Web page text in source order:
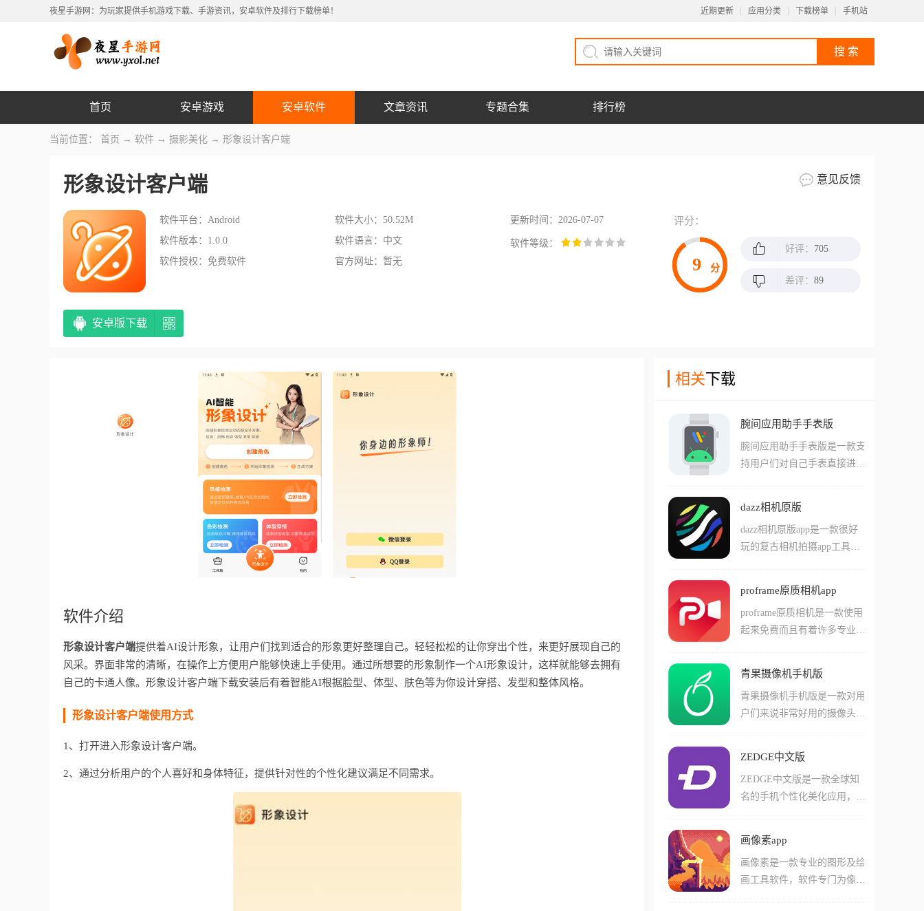
夜星手游网：为玩家提供手机游戏下载、手游资讯，安卓软件及排行下载榜单！ 近期更新 应用分类 下载榜单 手机站
首页 安卓游戏 安卓软件 文章资讯 专题合集 排行榜
当前位置： 首页 → 软件 → 摄影美化 → 形象设计客户端
形象设计客户端 意见反馈
软件平台：Android 软件大小：50.52M
更新时间：2026-07-07
软件版本：1.0.0
软件语言：中文
软件等级：
软件授权：免费软件
官方网址：暂无
评分：
9 分
好评： 705
差评： 89
安卓版下载
软件介绍
形象设计客户端提供着AI设计形象，让用户们找到适合的形象更好整理自己。轻轻松松的让你穿出个性，来更好展现自己的
风采。界面非常的清晰，在操作上方便用户能够快速上手使用。通过所想要的形象制作一个AI形象设计，这样就能够去拥有
自己的卡通人像。形象设计客户端下载安装后有着智能AI根据脸型、体型、肤色等为你设计穿搭、发型和整体风格。
形象设计客户端使用方式
1、打开进入形象设计客户端。
2、通过分析用户的个人喜好和身体特征，提供针对性的个性化建议满足不同需求。
相关下载
腕间应用助手手表版
腕间应用助手手表版是一款支
持用户们对自己手表直接进行
也是无法使用的，这款软件就
能够简单的帮助用户们直接安
装各种不同样的应用，并且直
这款软件中还支持用户们进行
并且允许对手表的细致权限进
行修改，使用起来非常轻松！
dazz相机原版
dazz相机原版app是一款很好
玩的复古相机拍摄app工具，
想要的现实相机拍摄效果。在
软件中用户们可以使用多种不
同类型的照片底片，还有不同
果！软件中用户们还能参照一
镜类型，直接复制他们的出片
效果！这对于不知道怎么搭配
proframe原质相机app
proframe原质相机是一款使用
起来免费而且有着许多专业功
反相机类似的功能，其中包括
许多非常有趣的底片效果和特
殊的滤镜功能，还有各种延时
使用手机就能体验到类似单反
户们还能拍摄各种不同类型的
相片，并且在线和其他用户们
青果摄像机手机版
青果摄像机手机版是一款对用
户们来说非常好用的摄像头管
像头内的高清视频直播内容，
还能听到很多双向通话的内
容。软件中支持用户们直接设
录像。软件有着非常优质的夜
种主被动检测，让您不用操心
也能关注家中的一举一动！
ZEDGE中文版
ZEDGE中文版是一款全球知
名的手机个性化美化应用，操
纸、动态3D壁纸资源，覆盖
风景、艺术、潮流等多元风
格，同时拥有百万级高品质铃
画像素app
画像素是一款专业的图形及绘
画工具软件，软件专门为像素